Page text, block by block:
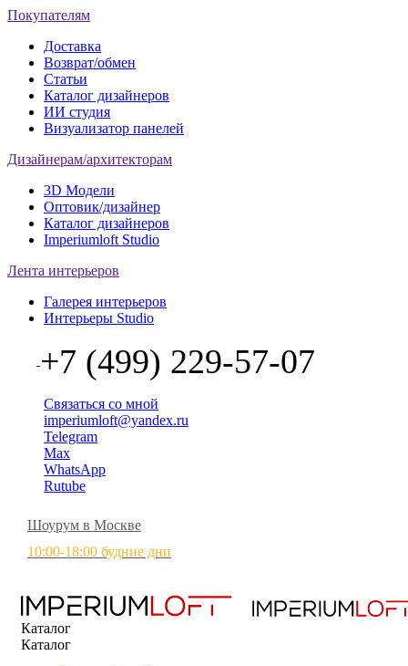
Покупателям
Доставка
Возврат/обмен
Статьи
Каталог дизайнеров
ИИ студия
Визуализатор панелей
Дизайнерам/архитекторам
3D Модели
Оптовик/дизайнер
Каталог дизайнеров
Imperiumloft Studio
Лента интерьеров
Галерея интерьеров
Интерьеры Studio
+7 (499) 229-57-07
Связаться со мной
imperiumloft@yandex.ru
Telegram
Max
WhatsApp
Rutube
Шоурум в Москве
10:00-18:00 будние дни
Каталог
Каталог